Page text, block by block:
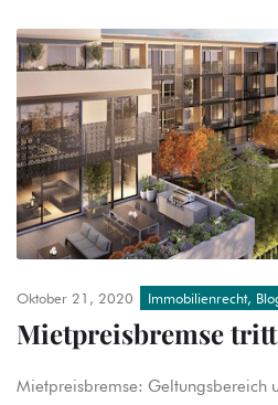
Oktober 21, 2020 Immobilienrecht,
Mietpreisbremse
Mietpreisbremse: Geltungsbereich